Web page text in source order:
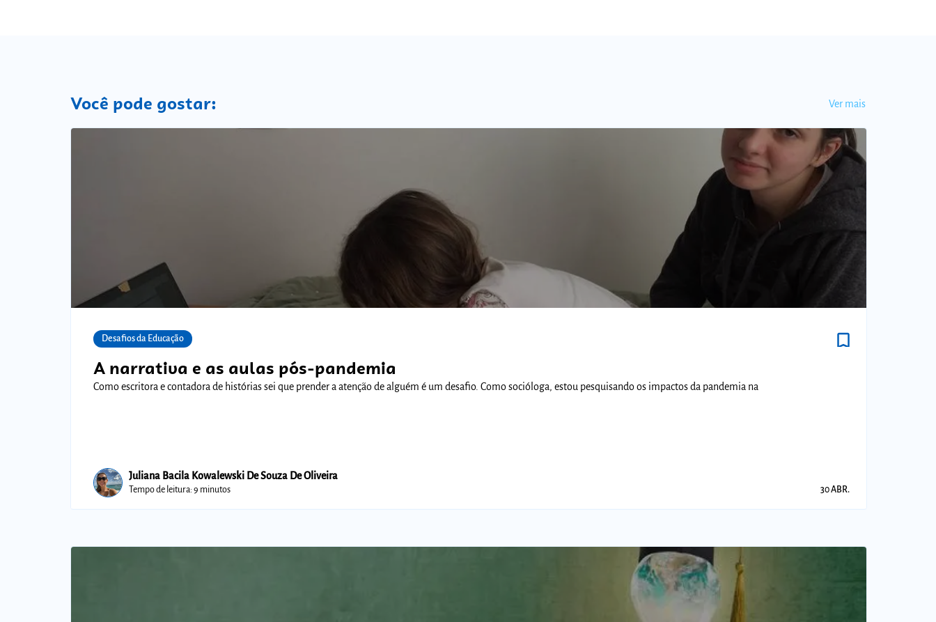
Você pode gostar: Ver mais
Desafios da Educação bookmark_border
A narrativa e as aulas pós-pandemia
Como escritora e contadora de histórias sei que prender a atenção de alguém é um desafio. Como socióloga, estou pesquisando os impactos da pandemia na
Juliana Bacila Kowalewski De Souza De Oliveira
Tempo de leitura: 9 minutos 30 ABR.